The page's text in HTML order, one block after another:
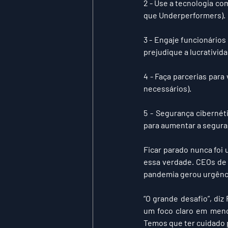
2 - Use a tecnologia
que Underperformers).
3 - Engaje
prejudique a
4 - Faça parcerias
necessários).
5 - Segurança
para aumentar a
Ficar parado nunca foi
essa verdade. CEOs
pandemia gerou
“O grande desafio”,
um foco claro em
Temos que ter